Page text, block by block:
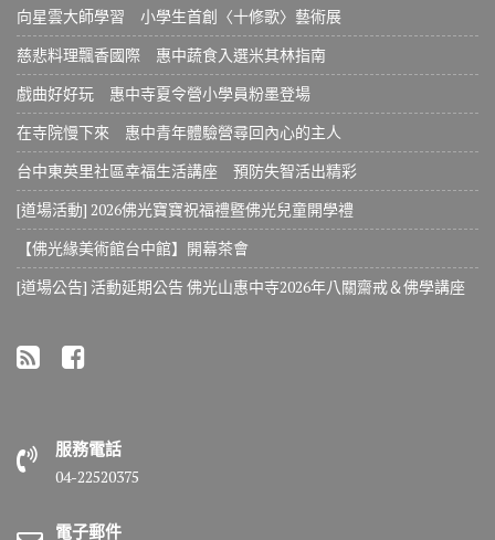
向星雲大師學習 小學生首創〈十修歌〉藝術展
慈悲料理飄香國際 惠中蔬食入選米其林指南
戲曲好好玩 惠中寺夏令營小學員粉墨登場
在寺院慢下來 惠中青年體驗營尋回內心的主人
台中東英里社區幸福生活講座 預防失智活出精彩
[道場活動] 2026佛光寶寶祝福禮暨佛光兒童開學禮
【佛光緣美術館台中館】開幕茶會
[道場公告] 活動延期公告 佛光山惠中寺2026年八關齋戒＆佛學講座
服務電話
04-22520375
電子郵件